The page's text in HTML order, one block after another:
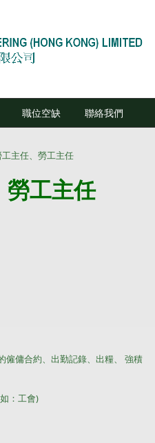
職位空缺 聯絡我們
主任、勞工主任
勞工主任
僱傭合約、出勤記錄、出糧、 強積
：工會)